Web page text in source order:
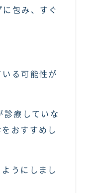
包み、すぐ
る可能性が
療していな
おすすめし
うにしまし